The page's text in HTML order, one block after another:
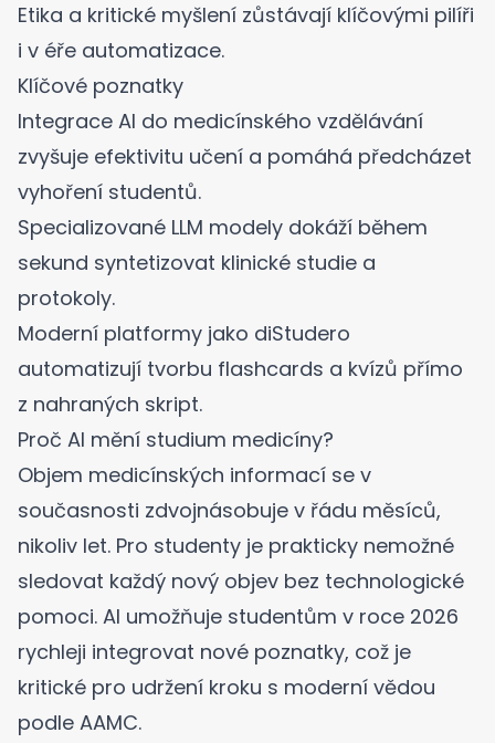
Etika a kritické myšlení zůstávají klíčovými pilíři
i v éře automatizace.
Klíčové poznatky
Integrace AI do medicínského vzdělávání
zvyšuje efektivitu učení a pomáhá předcházet
vyhoření studentů.
Specializované LLM modely dokáží během
sekund syntetizovat klinické studie a
protokoly.
Moderní platformy jako diStudero
automatizují tvorbu flashcards a kvízů přímo
z nahraných skript.
Proč AI mění studium medicíny?
Objem medicínských informací se v
současnosti zdvojnásobuje v řádu měsíců,
nikoliv let. Pro studenty je prakticky nemožné
sledovat každý nový objev bez technologické
pomoci. AI umožňuje studentům v roce 2026
rychleji integrovat nové poznatky, což je
kritické pro udržení kroku s moderní vědou
podle AAMC.